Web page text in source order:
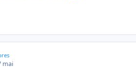
mai